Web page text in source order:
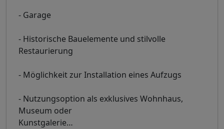
- Garage
- Historische Bauelemente und stilvolle
Restaurierung
- Möglichkeit zur Installation eines Aufzugs
- Nutzungsoption als exklusives Wohnhaus,
Museum oder
Kunstgalerie…